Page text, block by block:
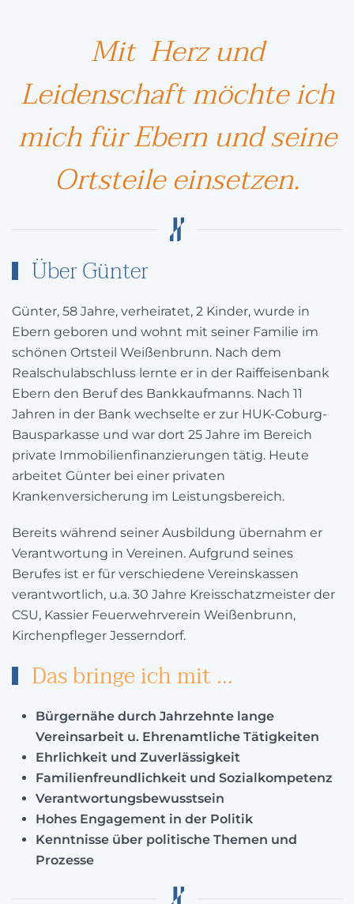
Mit Herz und
Leidenschaft möchte ich
mich für Ebern und seine
Ortsteile einsetzen.
Über Günter
Günter, 58 Jahre, verheiratet, 2 Kinder, wurde in
Ebern geboren und wohnt mit seiner Familie im
schönen Ortsteil Weißenbrunn. Nach dem
Realschulabschluss lernte er in der Raiffeisenbank
Ebern den Beruf des Bankkaufmanns. Nach 11
Jahren in der Bank wechselte er zur HUK-Coburg-
Bausparkasse und war dort 25 Jahre im Bereich
private Immobilienfinanzierungen tätig. Heute
arbeitet Günter bei einer privaten
Krankenversicherung im Leistungsbereich.
Bereits während seiner Ausbildung übernahm er
Verantwortung in Vereinen. Aufgrund seines
Berufes ist er für verschiedene Vereinskassen
verantwortlich, u.a. 30 Jahre Kreisschatzmeister der
CSU, Kassier Feuerwehrverein Weißenbrunn,
Kirchenpfleger Jesserndorf.
Das bringe ich mit ...
Bürgernähe durch Jahrzehnte lange
Vereinsarbeit u. Ehrenamtliche Tätigkeiten
Ehrlichkeit und Zuverlässigkeit
Familienfreundlichkeit und Sozialkompetenz
Verantwortungsbewusstsein
Hohes Engagement in der Politik
Kenntnisse über politische Themen und
Prozesse